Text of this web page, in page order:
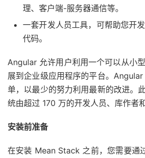
理、客户端-服务器通信等。
一套开发人员工具，可帮助您开
代码。
Angular 允许用户利用一个可以从小
展到企业级应用程序的平台。
单，以最少的努力利用最新的改进。
统由超过 170 万的开发人员、库作者
安装前准备
在安装 Mean Stack 之前，您需要通